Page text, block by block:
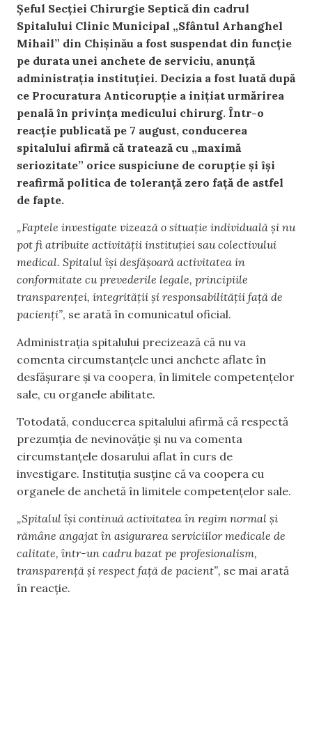
Șeful Secției Chirurgie Septică din cadrul
Spitalului Clinic Municipal „Sfântul Arhanghel
Mihail” din Chișinău a fost suspendat din funcție
pe durata unei anchete de serviciu, anunță
administrația instituției. Decizia a fost luată după
ce Procuratura Anticorupție a inițiat urmărirea
penală în privința medicului chirurg. Într-o
reacție publicată pe 7 august, conducerea
spitalului afirmă că tratează cu „maximă
seriozitate” orice suspiciune de corupție și își
reafirmă politica de toleranță zero față de astfel
de fapte.
„Faptele investigate vizează o situație individuală și nu
pot fi atribuite activității instituției sau colectivului
medical. Spitalul își desfășoară activitatea in
conformitate cu prevederile legale, principiile
transparenței, integrității și responsabilității față de
pacienți”, se arată în comunicatul oficial.
Administrația spitalului precizează că nu va
comenta circumstanțele unei anchete aflate în
desfășurare și va coopera, în limitele competențelor
sale, cu organele abilitate.
Totodată, conducerea spitalului afirmă că respectă
prezumția de nevinovăție și nu va comenta
circumstanțele dosarului aflat în curs de
investigare. Instituția susține că va coopera cu
organele de anchetă în limitele competențelor sale.
„Spitalul își continuă activitatea în regim normal și
rămâne angajat în asigurarea serviciilor medicale de
calitate, într-un cadru bazat pe profesionalism,
transparență și respect față de pacient”, se mai arată
în reacție.